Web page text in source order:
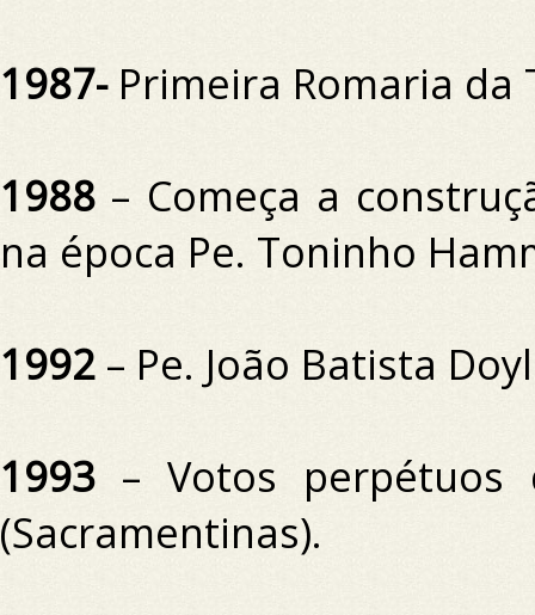
1987-Primeira Romaria da
1988 – Começa a
na época Pe. Toninho
1992 – Pe. João Batista
1993 – Votos perpétuos
(Sacramentinas).